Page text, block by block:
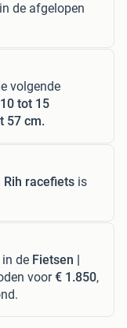
de afgelopen
volgende
tot 15
57 cm.
Rih racefiets is
de Fietsen |
voor€ 1.850,